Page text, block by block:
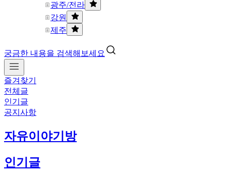
광주/전라
강원
제주
궁금한 내용을 검색해보세요
즐겨찾기
전체글
인기글
공지사항
자유이야기방
인기글